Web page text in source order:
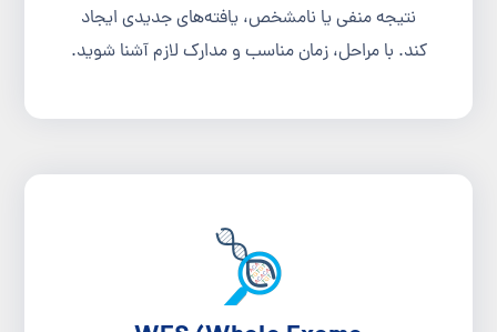
نتیجه منفی یا نامشخص، یافته‌های جدیدی ایجاد
کند. با مراحل، زمان مناسب و مدارک لازم آشنا شوید.